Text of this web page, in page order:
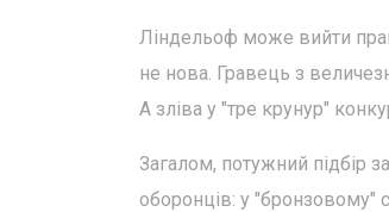
Ліндельоф може вийти
не нова. Гравець з
А зліва у "тре крунур"
Загалом, потужний підбір
оборонців: у "бронзовому"